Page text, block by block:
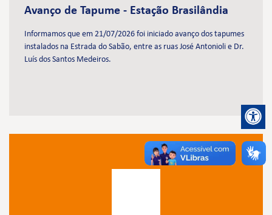
Avanço de Tapume - Estação Brasilândia
Informamos que em 21/07/2026 foi iniciado avanço dos tapumes
instalados na Estrada do Sabão, entre as ruas José Antonioli e Dr.
Luís dos Santos Medeiros.